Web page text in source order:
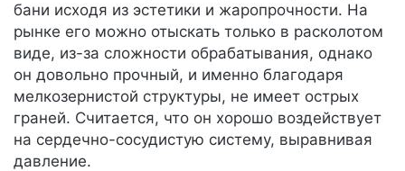
бани исходя из эстетики и жаропрочности. На
рынке его можно отыскать только в расколотом
виде, из-за сложности обрабатывания, однако
он довольно прочный, и именно благодаря
мелкозернистой структуры, не имеет острых
граней. Считается, что он хорошо воздействует
на сердечно-сосудистую систему, выравнивая
давление.